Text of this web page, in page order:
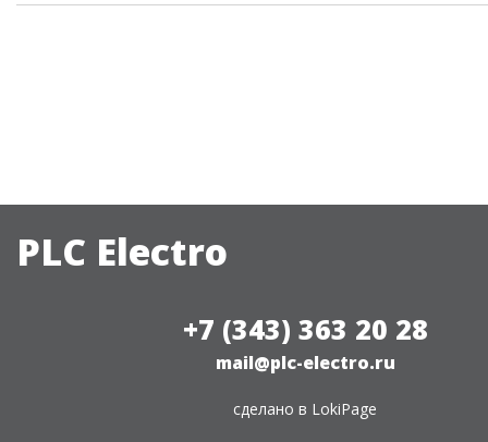
PLC Electro
+7 (343) 363 20 28
mail@plc-electro.ru
сделано в LokiPage